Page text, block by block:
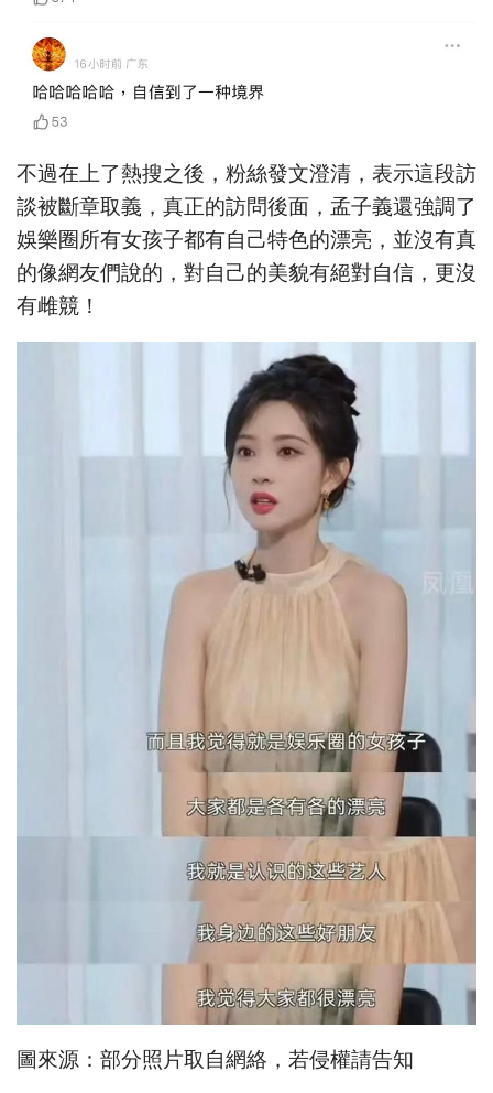
不過在上了熱搜之後，粉絲發文澄清，表示這段訪
談被斷章取義，真正的訪問後面，孟子義還強調了
娛樂圈所有女孩子都有自己特色的漂亮，並沒有真
的像網友們說的，對自己的美貌有絕對自信，更沒
有雌競！
圖來源：部分照片取自網絡，若侵權請告知